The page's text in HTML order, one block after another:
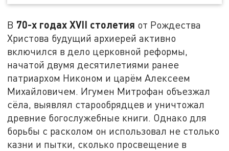
В 70-х годах XVII столетия от Рождества
Христова будущий архиерей активно
включился в дело церковной реформы,
начатой двумя десятилетиями ранее
патриархом Никоном и царём Алексеем
Михайловичем. Игумен Митрофан объезжал
сёла, выявлял старообрядцев и уничтожал
древние богослужебные книги. Однако для
борьбы с расколом он использовал не столько
казни и пытки, сколько просвещение в